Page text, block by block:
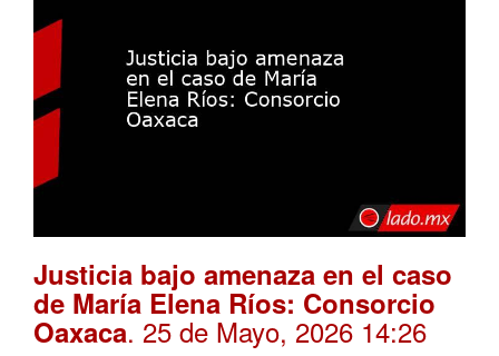
Justicia bajo amenaza en el caso
de María Elena Ríos: Consorcio
Oaxaca. 25 de Mayo, 2026 14:26